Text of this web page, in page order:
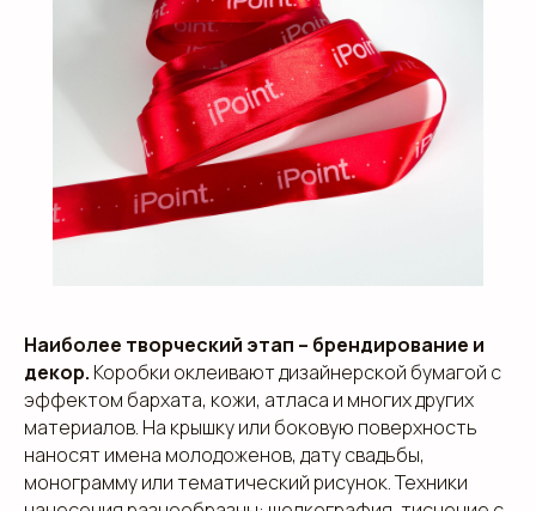
Наиболее творческий этап – брендирование и
декор. Коробки оклеивают дизайнерской бумагой с
эффектом бархата, кожи, атласа и многих других
материалов. На крышку или боковую поверхность
наносят имена молодоженов, дату свадьбы,
монограмму или тематический рисунок. Техники